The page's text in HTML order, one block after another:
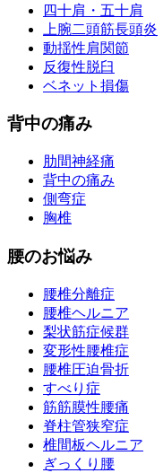
四十肩・五十肩
上腕二頭筋長頭炎
動揺性肩関節
反復性脱臼
ベネット損傷
背中の痛み
肋間神経痛
背中の痛み
側弯症
胸椎
腰のお悩み
腰椎分離症
腰椎ヘルニア
梨状筋症候群
変形性腰椎症
腰椎圧迫骨折
すべり症
筋筋膜性腰痛
脊柱管狭窄症
椎間板ヘルニア
ぎっくり腰